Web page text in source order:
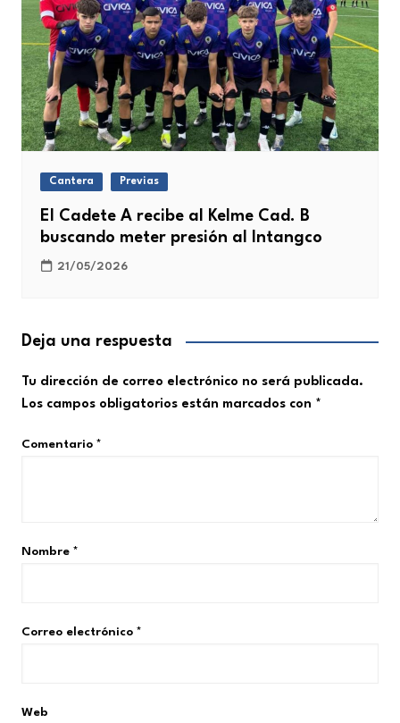
Cantera Previas
El Cadete A recibe al Kelme Cad. B
buscando meter presión al Intangco
21/05/2026
Deja una respuesta
Tu dirección de correo electrónico no será publicada.
Los campos obligatorios están marcados con *
Comentario *
Nombre *
Correo electrónico *
Web